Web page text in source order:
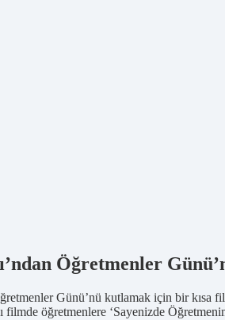
Öğretmenler
Günü’nü kutlamak için bir
filmde öğretmenlere ‘Sayenizde